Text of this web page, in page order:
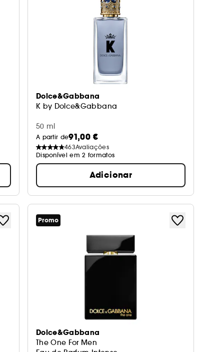
Dolce&Gabbana
K by Dolce&Gabbana
50 ml
A partir de91,00 €
463Avaliações
Disponível em 2 formatos
Adicionar
Promo
Dolce&Gabbana
The One For Men